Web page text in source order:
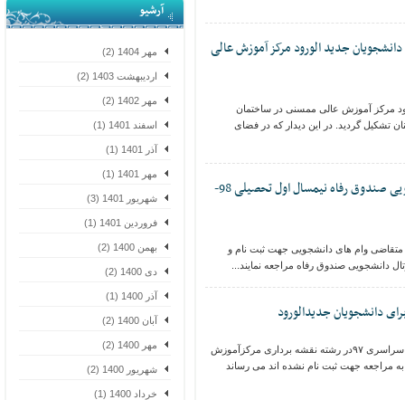
آرشیو
مهر 1404 (2)
اردیبهشت 1403 (2)
مهر 1402 (2)
اسفند 1401 (1)
آذر 1401 (1)
مهر 1401 (1)
شهریور 1401 (3)
فروردین 1401 (1)
بهمن 1400 (2)
دی 1400 (2)
آذر 1400 (1)
آبان 1400 (2)
مهر 1400 (2)
شهریور 1400 (2)
خرداد 1400 (1)
جدید الورود مرکز آموزش عالی
مرکز آموزش عالی ممسنی در ساختمان
گردید‌. در این دیدار که در فضای
اطلاعیه در خصوص وام دانشجویی صندوق رفاه نیمسال اول تحصیلی 98-
وام های دانشجویی جهت ثبت نام و
دانشجویی صندوق رفاه مراجعه نمایند...
دانشجویان جدیدالورود
به اطلاع کلیه پذیرفته شدگان کنکور سراسری ۹۷در رشته نقشه برداری مرکزآموزش
جهت ثبت نام نشده اند می رساند